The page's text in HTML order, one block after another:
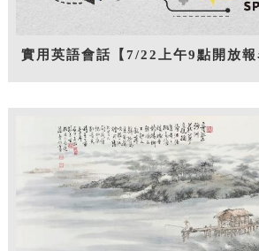
實用英語會話【7/22上午9點開放報